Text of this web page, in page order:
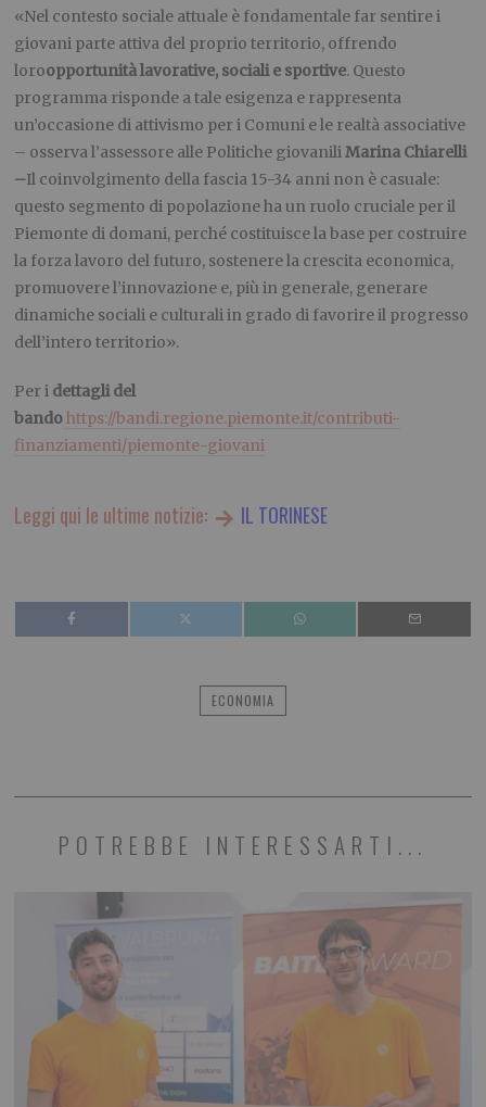
«Nel contesto sociale attuale è fondamentale far sentire i
giovani parte attiva del proprio territorio, offrendo
loroopportunità lavorative, sociali e sportive. Questo
programma risponde a tale esigenza e rappresenta
un’occasione di attivismo per i Comuni e le realtà associative
– osserva l’assessore alle Politiche giovaniliMarina Chiarelli
–Il coinvolgimento della fascia 15-34 anni non è casuale:
questo segmento di popolazione ha un ruolo cruciale per il
Piemonte di domani, perché costituisce la base per costruire
la forza lavoro del futuro, sostenere la crescita economica,
promuovere l’innovazione e, più in generale, generare
dinamiche sociali e culturali in grado di favorire il progresso
dell’intero territorio».
Per i dettagli del
bandohttps://bandi.regione.piemonte.it/contributi-
finanziamenti/piemonte-giovani
Leggi qui le ultime notizie: IL TORINESE
ECONOMIA
POTREBBE INTERESSARTI...